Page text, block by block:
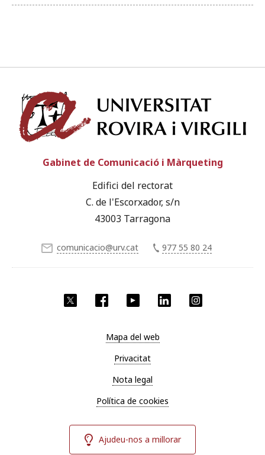
Facebook YouTube LinkedIn
Gabinet de Comunicació i Màrqueting
Edifici del rectorat
C. de l'Escorxador, s/n
43003 Tarragona
comunicacio@urv.cat 977 55 80 24
Mapa del web
Privacitat
Nota legal
Política de cookies
Ajudeu-nos a millorar